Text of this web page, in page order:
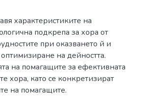
характеристиките на
подкрепа за хора от
при оказването й и
на дейността.
на помагащите за ефективната
хора, като се конкретизират
на помагащите.